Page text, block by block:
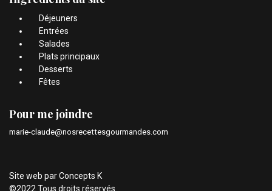
Déjeuners
Entrées
Salades
Plats principaux
Desserts
Fêtes
Pour me joindre
marie-claude@nosrecettesgourmandes.com
Site web parConcepts K
©2022 Tous droits réservés